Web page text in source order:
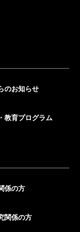
のお知らせ
教育プログラム
係の方
関係の方